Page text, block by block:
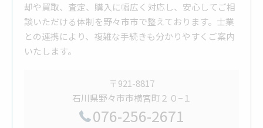
却や買取、査定、購入に幅広く対応し、安心してご相
談いただける体制を野々市市で整えております。士業
との連携により、複雑な手続きも分かりやすくご案内
いたします。
〒921-8817
石川県野々市市横宮町２０−１
076-256-2671